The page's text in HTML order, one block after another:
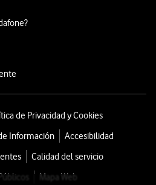
de Privacidad y Cookies
Información
Accesibilidad
Calidad del servicio
Mapa Web